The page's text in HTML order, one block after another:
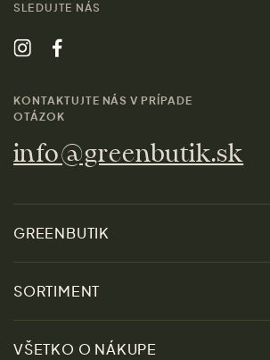
SLEDUJTE NÁS
KONTAKTUJTE NÁS V PRÍPADE
OTÁZOK
info@greenbutik.sk
GREENBUTIK
Udržateľnosť
SORTIMENT
Zľavy
VŠETKO O NÁKUPE